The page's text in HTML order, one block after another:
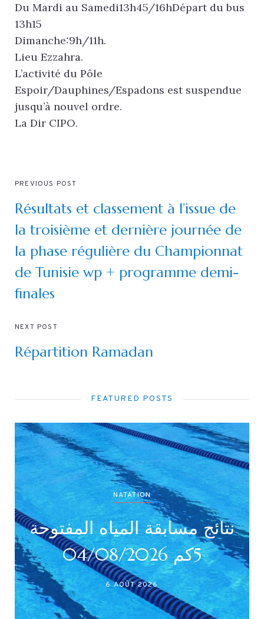
Du Mardi au Samedi13h45/16hDépart du bus
13h15
Dimanche:9h/11h.
Lieu Ezzahra.
L’activité du Pôle
Espoir/Dauphines/Espadons est suspendue
jusqu’à nouvel ordre.
La Dir CIPO.
PREVIOUS POST
Résultats et classement à l’issue de
la troisième et dernière journée de
la phase régulière du Championnat
de Tunisie wp + programme demi-
finales
NEXT POST
Répartition Ramadan
FEATURED POSTS
NATATION
نتائج مسابقة المياه المفتوحة
5كم 04/08/2026
6 AOÛT 2026